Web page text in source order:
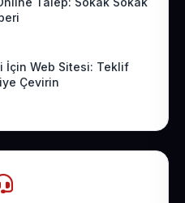
İçin Web Sitesi: Teklif
Çevirin